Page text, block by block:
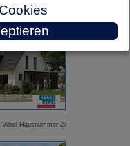
Vilbel Hausnummer 27